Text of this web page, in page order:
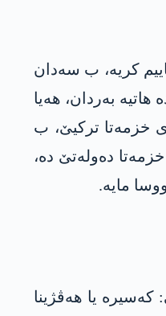
كریه‌، ب سه‌دان
و د زوو ده‌ هاتیه‌ به‌ردان، هه‌یا
خزمه‌تا تركیێ، ب
كه‌ته‌ د خزمه‌تا ده‌وله‌تێ ده‌،
كه‌سیره‌ یا هه‌ڤژینا